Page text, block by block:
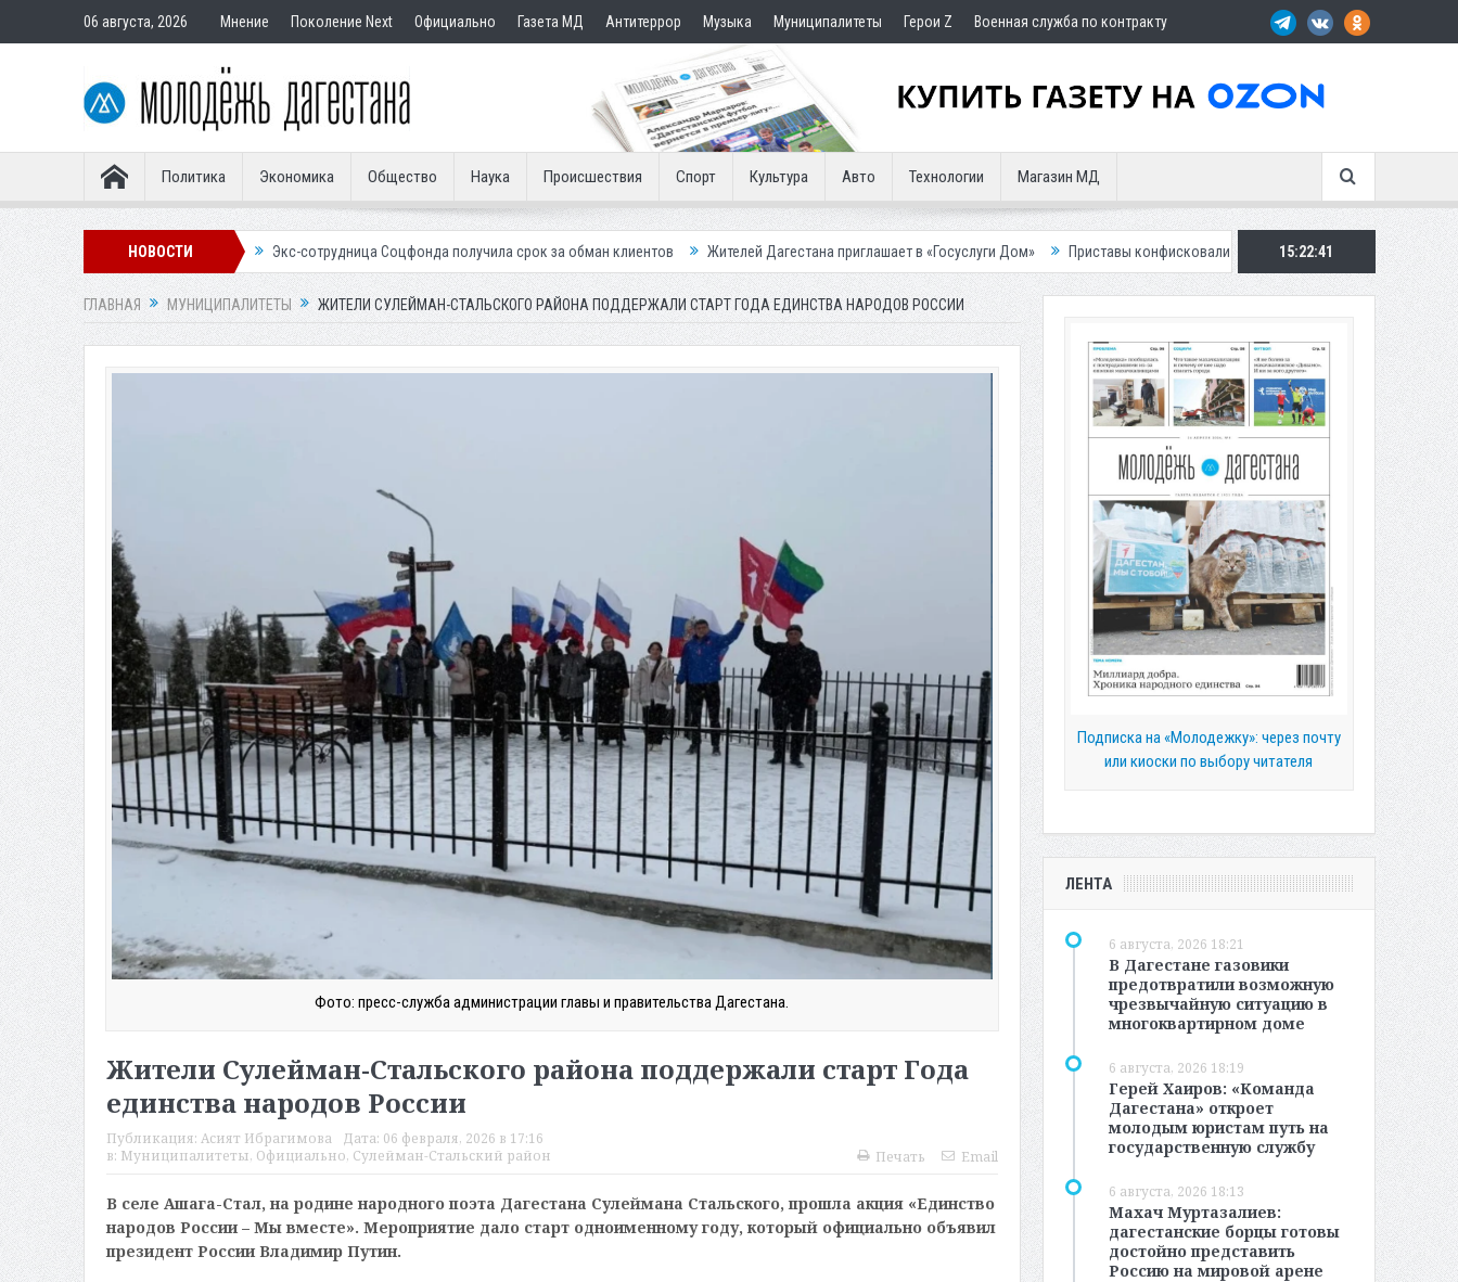
06 августа, 2026 Мнение Поколение Next Официально Газета МД Антитеррор Музыка Муниципалитеты Герои Z Военная служба по контракту
Политика Экономика Общество Наука Происшествия Спорт Культура Авто Технологии Магазин МД
НОВОСТИ
покупателям Экс-сотрудница Соцфонда получила срок за обман клиентов Жителей Дагестана приглашает в «Госуслуги Дом» Приставы конфисковали двух бурых медведей у жителя Дагестана
15:22:43
ГЛАВНАЯ МУНИЦИПАЛИТЕТЫ ЖИТЕЛИ СУЛЕЙМАН-СТАЛЬСКОГО РАЙОНА ПОДДЕРЖАЛИ СТАРТ ГОДА ЕДИНСТВА НАРОДОВ РОССИИ
Фото: пресс-служба администрации главы и правительства Дагестана.
Жители Сулейман-Стальского района поддержали старт Года
единства народов России
Публикация: Асият Ибрагимова Дата: 06 февраля, 2026 в 17:16
в: Муниципалитеты, Официально, Сулейман-Стальский район Печать Email
В селе Ашага-Стал, на родине народного поэта Дагестана Сулеймана Стальского, прошла акция «Единство
народов России – Мы вместе». Мероприятие дало старт одноименному году, который официально объявил
президент России Владимир Путин.
Подписка на «Молодежку»: через почту
или киоски по выбору читателя
ЛЕНТА
6 августа, 2026 18:21
В Дагестане газовики
предотвратили возможную
чрезвычайную ситуацию в
многоквартирном доме
6 августа, 2026 18:19
Герей Хаиров: «Команда
Дагестана» откроет
молодым юристам путь на
государственную службу
6 августа, 2026 18:13
Махач Муртазалиев:
дагестанские борцы готовы
достойно представить
Россию на мировой арене